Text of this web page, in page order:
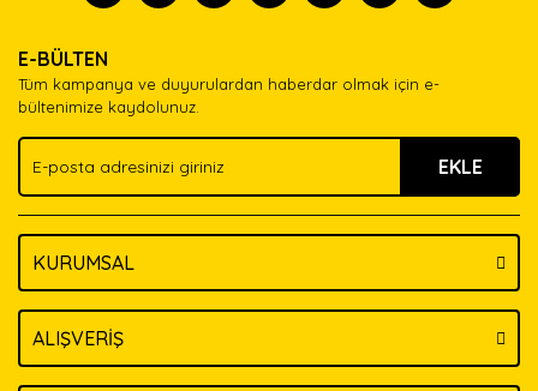
Ürün açıklamasında eksik bilgiler bulunuyor.
Ürün bilgilerinde hatalar bulunuyor.
Ürün fiyatı diğer sitelerden daha pahalı.
Bu ürüne benzer farklı alternatifler olmalı.
E-BÜLTEN
Tüm kampanya ve duyurulardan haberdar olmak için e-
bültenimize kaydolunuz.
EKLE
KURUMSAL
ALIŞVERİŞ